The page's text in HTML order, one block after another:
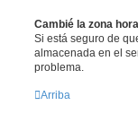
Cambié la zona
Si está seguro de
almacenada en el
problema.
Arriba